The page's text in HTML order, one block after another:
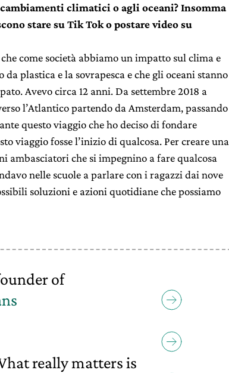
climatici o agli oceani? Insomma
stare su Tik Tok o postare video su
come società abbiamo un impatto sul clima e
plastica e la sovrapesca e che gli oceani stanno
Avevo circa 12 anni. Da settembre 2018 a
l’Atlantico partendo da Amsterdam, passando
questo viaggio che ho deciso di fondare
viaggio fosse l’inizio di qualcosa. Per creare una
ambasciatori che si impegnino a fare qualcosa
nelle scuole a parlare con i ragazzi dai nove
soluzioni e azioni quotidiane che possiamo
of
really matters is